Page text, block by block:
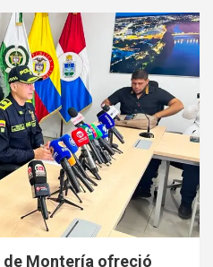
Montería ofreció